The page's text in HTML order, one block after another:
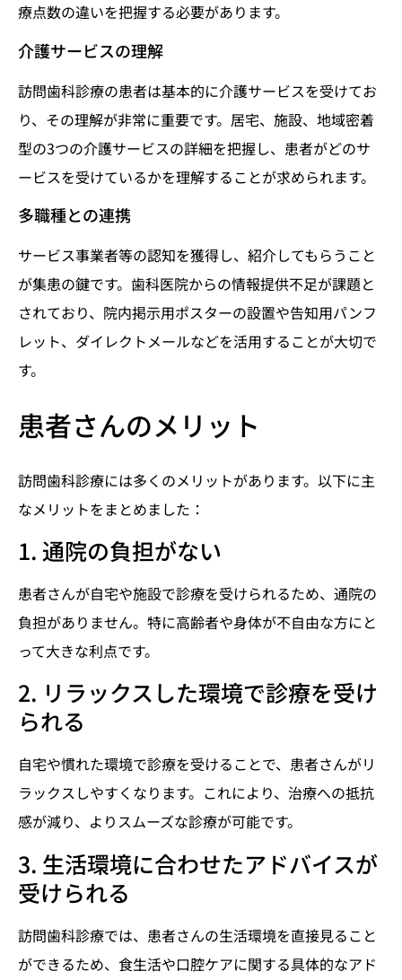
療点数の違いを把握する必要があります。
介護サービスの理解
訪問歯科診療の患者は基本的に介護サービスを受けてお
り、その理解が非常に重要です。居宅、施設、地域密着
型の3つの介護サービスの詳細を把握し、患者がどのサ
ービスを受けているかを理解することが求められます。
多職種との連携
サービス事業者等の認知を獲得し、紹介してもらうこと
が集患の鍵です。歯科医院からの情報提供不足が課題と
されており、院内掲示用ポスターの設置や告知用パンフ
レット、ダイレクトメールなどを活用することが大切で
す。
患者さんのメリット
訪問歯科診療には多くのメリットがあります。以下に主
なメリットをまとめました：
1. 通院の負担がない
患者さんが自宅や施設で診療を受けられるため、通院の
負担がありません。特に高齢者や身体が不自由な方にと
って大きな利点です。
2. リラックスした環境で診療を受け
られる
自宅や慣れた環境で診療を受けることで、患者さんがリ
ラックスしやすくなります。これにより、治療への抵抗
感が減り、よりスムーズな診療が可能です。
3. 生活環境に合わせたアドバイスが
受けられる
訪問歯科診療では、患者さんの生活環境を直接見ること
ができるため、食生活や口腔ケアに関する具体的なアド